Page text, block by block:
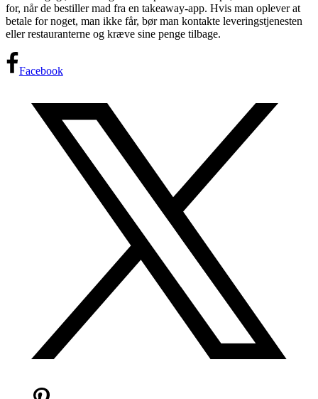
for, når de bestiller mad fra en takeaway-app. Hvis man oplever at
betale for noget, man ikke får, bør man kontakte leveringstjenesten
eller restauranterne og kræve sine penge tilbage.
Facebook